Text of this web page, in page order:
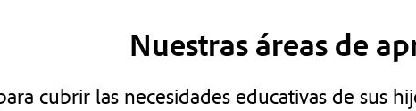
Nuestras áreas de
cubrir las necesidades educativas de sus